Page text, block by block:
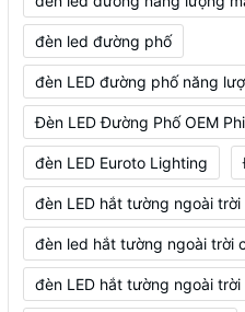
đèn led đường phố
đèn LED đường phố năng
Đèn LED Đường Phố OEM
đèn LED Euroto Lighting
đèn LED hắt tường ngoài trời
đèn led hắt tường ngoài trời
đèn LED hắt tường ngoài trời